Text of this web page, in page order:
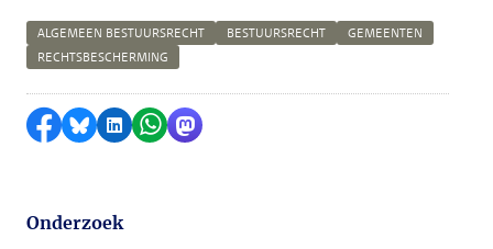
ALGEMEEN BESTUURSRECHT BESTUURSRECHT
GEMEENTEN
RECHTSBESCHERMING
Delen op Facebook
Delen via Bluesky
Delen op LinkedIn
Delen via WhatsApp
Delen via Mastodon
Onderzoek